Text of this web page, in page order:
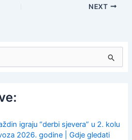
NEXT
igraju “derbi sjevera” u 2. kolu
2026. godine | Gdje gledati